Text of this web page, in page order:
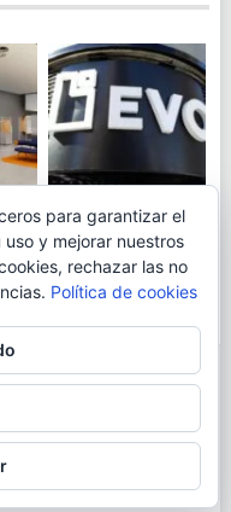
EN
EVO BANK
PERMITIRÁ
INGRESAR DINERO
DESDE LAS OFICINAS
.
CON EL AUTOR
WEB
LAS COOKIES
para garantizar el
y mejorar nuestros
rechazar las no
Política de cookies